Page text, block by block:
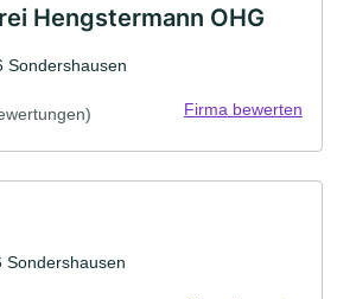
Hengstermann OHG
Sondershausen
Firma bewerten
Sondershausen